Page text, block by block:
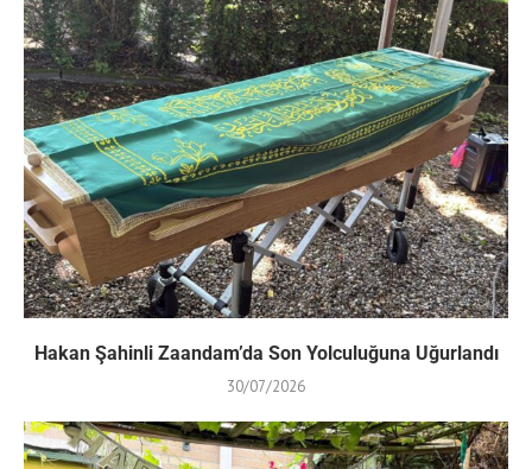
Hakan Şahinli Zaandam’da Son Yolculuğuna Uğurlandı
30/07/2026